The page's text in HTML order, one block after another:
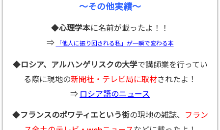
～その他実績～
◆心理学本に名前が載ったよ！！
⇒
「他人に振り回される私」が一瞬で変わる本
◆ロシア、アルハンゲリスクの大学で講師業を行ってい
る際に現地の新聞社・テレビ局に取材されたよ！
⇒ ロシア語のニュース
◆フランスのポワティエという街の現地の雑誌、
フラン